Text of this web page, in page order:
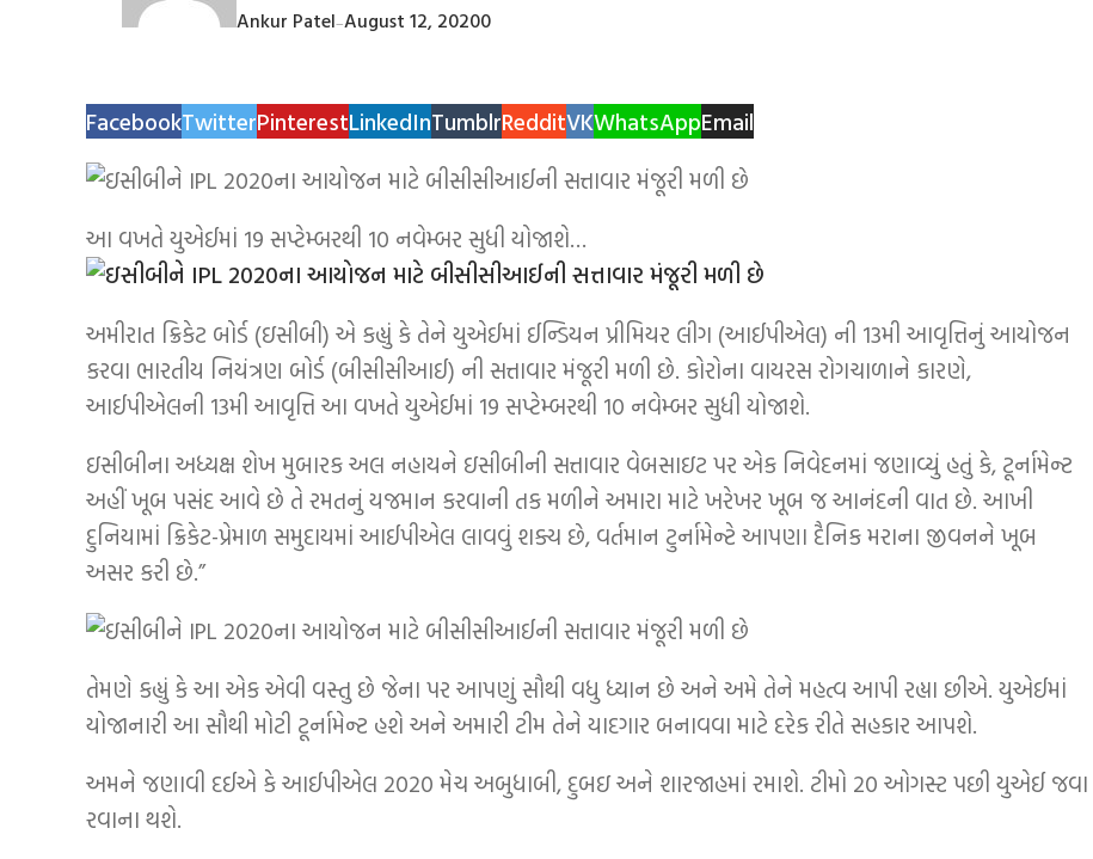
Ankur Patel—August 12, 20200
FacebookTwitterPinterestLinkedInTumblrRedditVKWhatsAppEmail
આ વખતે યુએઈમાં 19 સપ્ટેમ્બરથી 10 નવેમ્બર સુધી યોજાશે…
અમીરાત ક્રિકેટ બોર્ડ (ઇસીબી) એ કહ્યું કે તેને યુએઈમાં ઈન્ડિયન પ્રીમિયર લીગ (આઈપીએલ) ની 13મી આવૃત્તિનું આયોજન
કરવા ભારતીય નિયંત્રણ બોર્ડ (બીસીસીઆઈ) ની સત્તાવાર મંજૂરી મળી છે. કોરોના વાયરસ રોગચાળાને કારણે,
આઈપીએલની 13મી આવૃત્તિ આ વખતે યુએઈમાં 19 સપ્ટેમ્બરથી 10 નવેમ્બર સુધી યોજાશે.
ઇસીબીના અધ્યક્ષ શેખ મુબારક અલ નહાયને ઇસીબીની સત્તાવાર વેબસાઇટ પર એક નિવેદનમાં જણાવ્યું હતું કે, ટૂર્નામેન્ટ
અહીં ખૂબ પસંદ આવે છે તે રમતનું યજમાન કરવાની તક મળીને અમારા માટે ખરેખર ખૂબ જ આનંદની વાત છે. આખી
દુનિયામાં ક્રિકેટ-પ્રેમાળ સમુદાયમાં આઈપીએલ લાવવું શક્ય છે, વર્તમાન ટુર્નામેન્ટે આપણા દૈનિક મરાના જીવનને ખૂબ
અસર કરી છે.”
તેમણે કહ્યું કે આ એક એવી વસ્તુ છે જેના પર આપણું સૌથી વધુ ધ્યાન છે અને અમે તેને મહત્વ આપી રહ્યા છીએ. યુએઈમાં
યોજાનારી આ સૌથી મોટી ટૂર્નામેન્ટ હશે અને અમારી ટીમ તેને યાદગાર બનાવવા માટે દરેક રીતે સહકાર આપશે.
અમને જણાવી દઈએ કે આઈપીએલ 2020 મેચ અબુધાબી, દુબઇ અને શારજાહમાં રમાશે. ટીમો 20 ઓગસ્ટ પછી યુએઈ જવા
રવાના થશે.